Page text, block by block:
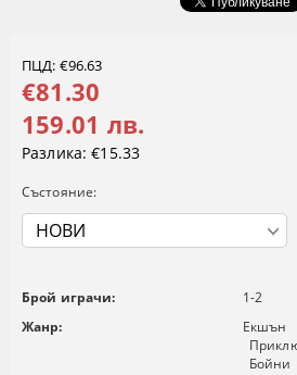
ПЦД: €96.63
€81.30
159.01 лв.
Разлика: €15.33
Състояние:
Брой играчи:
1-2
Жанр:
Екшън
Бойни